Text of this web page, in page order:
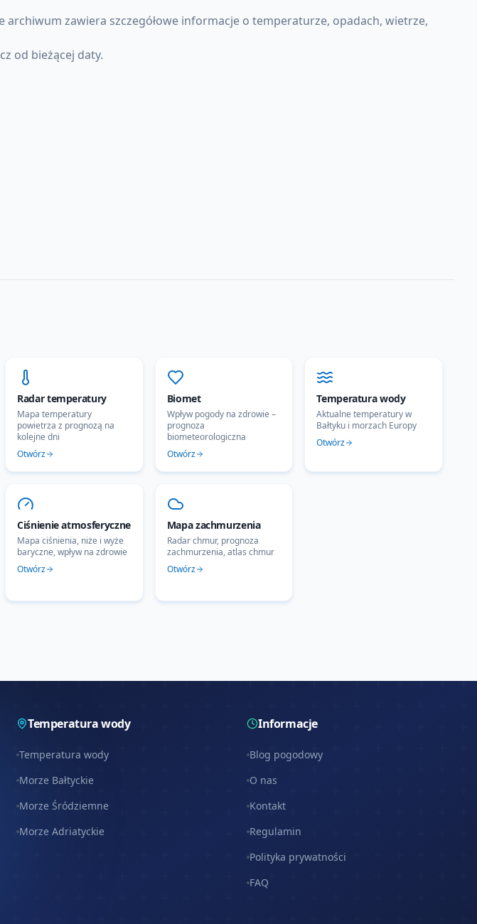
archiwum zawiera szczegółowe informacje o temperaturze, opadach, wietrze,
od bieżącej daty.
Radar temperatury
Mapa temperatury
powietrza z prognozą na
kolejne dni
Otwórz
Biomet
Wpływ pogody na zdrowie –
prognoza
biometeorologiczna
Otwórz
Temperatura wody
Aktualne temperatury w
Bałtyku i morzach Europy
Otwórz
Ciśnienie atmosferyczne
Mapa ciśnienia, niże i wyże
baryczne, wpływ na zdrowie
Otwórz
Mapa zachmurzenia
Radar chmur, prognoza
zachmurzenia, atlas chmur
Otwórz
Temperatura wody
Temperatura wody
Morze Bałtyckie
Morze Śródziemne
Morze Adriatyckie
Informacje
Blog pogodowy
O nas
Kontakt
Regulamin
Polityka prywatności
FAQ